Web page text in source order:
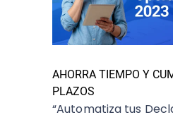
AHORRA TIEMPO Y
PLAZOS
“Automatiza tus